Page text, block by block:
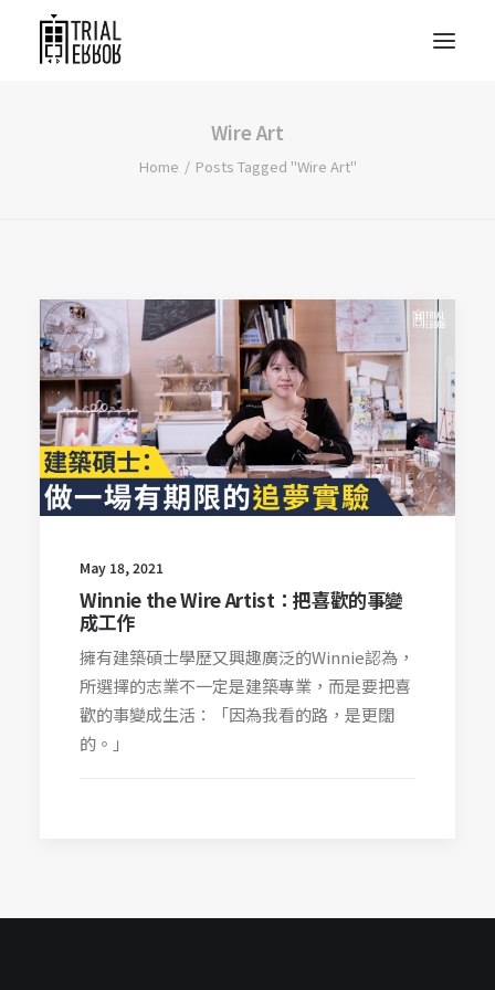
Wire Art
Home Posts Tagged "Wire Art"
May 18, 2021
Winnie the Wire Artist：把喜歡的事變
成工作
擁有建築碩士學歷又興趣廣泛的Winnie認為，
所選擇的志業不一定是建築專業，而是要把喜
歡的事變成生活：「因為我看的路，是更闊
的。」